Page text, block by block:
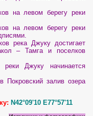
на левом берегу реки
на левом берегу реки
река Джуку достигает
– Тамга и поселков
Джуку начинается
Покровский залив озера
N42°09'10 E77°57'11